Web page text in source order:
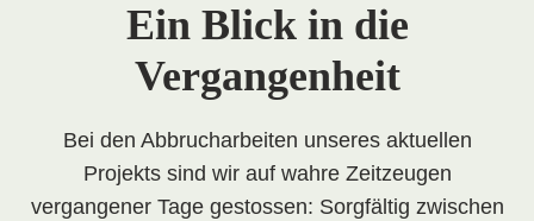
Ein Blick in die
Vergangenheit
Bei den Abbrucharbeiten unseres aktuellen
Projekts sind wir auf wahre Zeitzeugen
vergangener Tage gestossen: Sorgfältig zwischen